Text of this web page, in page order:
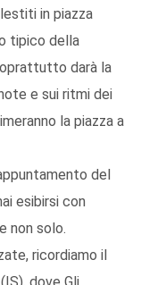
in piazza
tipico della
darà la
e sui ritmi dei
la piazza a
del
esibirsi con
non solo.
ricordiamo il